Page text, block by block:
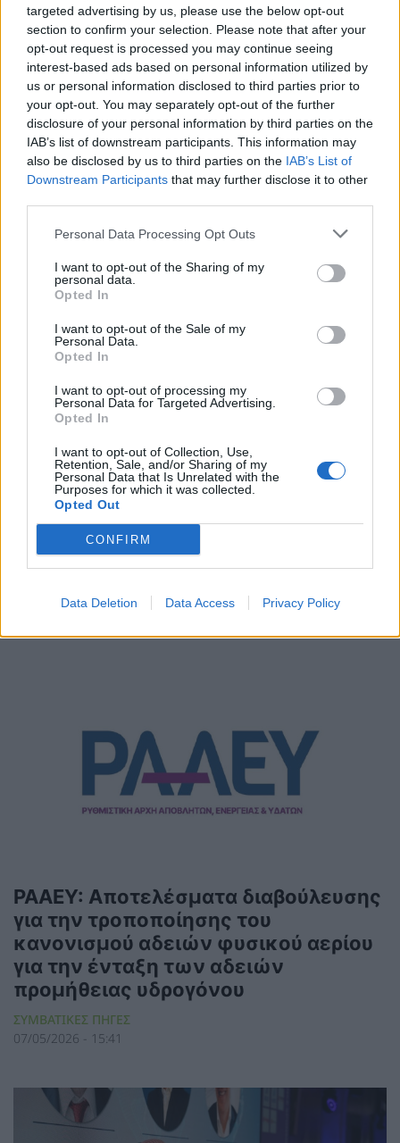
targeted advertising by us, please use the below opt-out
section to confirm your selection. Please note that after your
opt-out request is processed you may continue seeing
interest-based ads based on personal information utilized by
us or personal information disclosed to third parties prior to
your opt-out. You may separately opt-out of the further
disclosure of your personal information by third parties on the
IAB’s list of downstream participants. This information may
also be disclosed by us to third parties on the IAB’s List of
Downstream Participants that may further disclose it to other
Personal Data Processing Opt Outs
I want to opt-out of the Sharing of my
personal data.
Opted In
I want to opt-out of the Sale of my
Personal Data.
Opted In
I want to opt-out of processing my
Personal Data for Targeted Advertising.
Opted In
I want to opt-out of Collection, Use,
Retention, Sale, and/or Sharing of my
Personal Data that Is Unrelated with the
Purposes for which it was collected.
Opted Out
CONFIRM
Data Deletion Data Access Privacy Policy
Έκθεσης της Ειδικής Μόνιμης
Επιτροπής Θεσμών και Διαφάνειας
της Βουλής για διορισμό των
προταθέντων στην Ολομέλεια της
ΡΑΑΕΥ
ΧΡΗΣΤΙΚΑ
11/05/2026 - 14:16
Τιμολόγιο Αναφοράς και Χρεώσεις
Προμήθειας Προμηθευτή Καθολικής
Υπηρεσίας για τον μήνα Μάιο 2026
ΗΛΕΚΤΡΙΣΜΟΣ
ΡΑΑΕΥ: Αποτελέσματα διαβούλευσης
για την τροποποίησης του
κανονισμού αδειών φυσικού αερίου
για την ένταξη των αδειών
προμήθειας υδρογόνου
ΣΥΜΒΑΤΙΚΕΣ ΠΗΓΕΣ
07/05/2026 - 15:41